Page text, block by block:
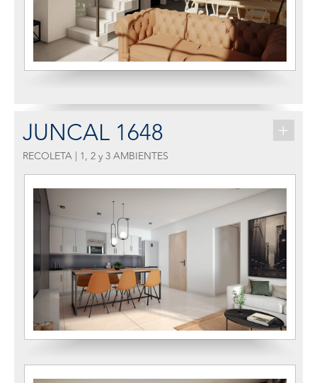
+
JUNCAL 1648
RECOLETA | 1, 2 y 3 AMBIENTES